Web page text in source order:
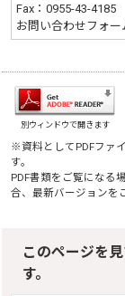
Fax：0955-43-4185
お問い合わせフォ
別ウィンドウで開きます
※資料としてPDFファ
す。
PDF書類をご覧になる
合、最新バージョンを
このページを
す。